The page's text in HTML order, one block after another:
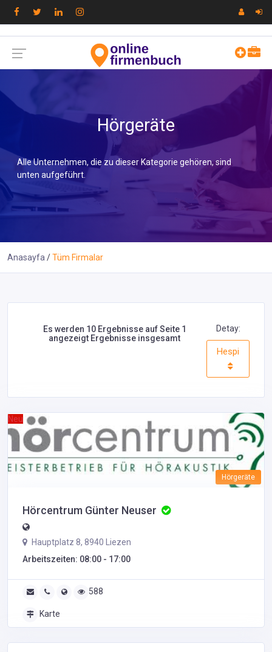
Hörgeräte
Alle Unternehmen, die zu dieser Kategorie gehören, sind
unten aufgeführt.
Anasayfa Tüm Firmalar
Es werden 10 Ergebnisse auf Seite 1
angezeigt Ergebnisse insgesamt
Detay:
Hespi
Neu
Hörgeräte
Hörcentrum Günter Neuser
Hauptplatz 8, 8940 Liezen
Arbeitszeiten: 08:00 - 17:00
588
Karte